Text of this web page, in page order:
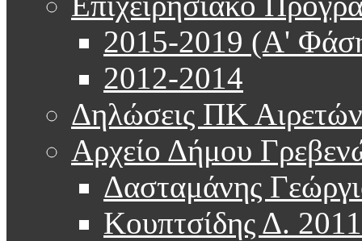
2015-2019 (Α'
2012-2014
Δηλώσεις ΠΚ Αιρετών
Αρχείο Δήμου
Δασταμάνης
Κουπτσίδης Δ.